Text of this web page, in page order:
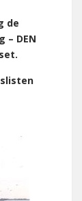
de
– DEN